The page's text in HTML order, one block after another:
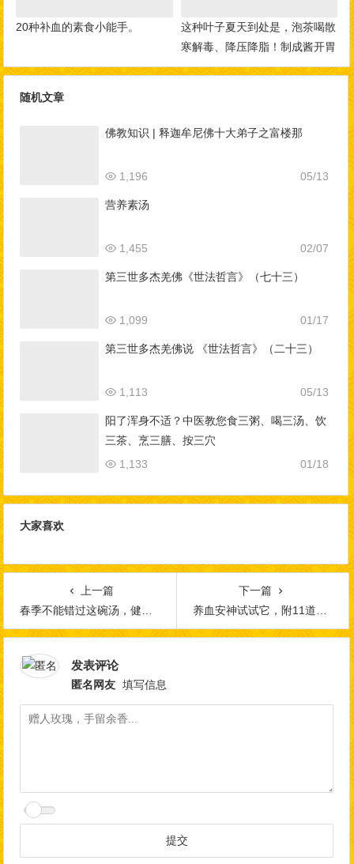
20种补血的素食小能手。
这种叶子夏天到处是，泡茶喝散
寒解毒、降压降脂！制成酱开胃
又下饭
随机文章
佛教知识 | 释迦牟尼佛十大弟子之富楼那
05/13
1,196
营养素汤
02/07
1,455
第三世多杰羌佛《世法哲言》（七十三）
01/17
1,099
第三世多杰羌佛说 《世法哲言》（二十三）
05/13
1,113
阳了浑身不适？中医教您食三粥、喝三汤、饮
三茶、烹三膳、按三穴
01/18
1,133
大家喜欢
上一篇
春季不能错过这碗汤，健脾补肾强体质！
下一篇
养血安神试试它，附11道养生食谱
发表评论
匿名网友 填写信息